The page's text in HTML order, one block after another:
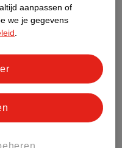
over rond het
toe last van gedurende de
is na week 20 van de
en overgeven?
aanpassen of
we je gegevens